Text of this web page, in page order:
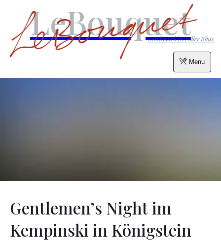
Menu
LeBouquet
Geschmack in voller Blüte
Gentlemen’s Night im
Kempinski in Königstein